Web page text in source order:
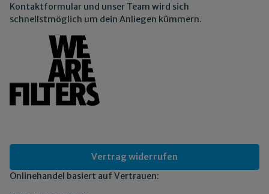
Kontaktformular und unser Team wird sich
schnellstmöglich um dein Anliegen kümmern.
Vertrag widerrufen
Onlinehandel basiert auf Vertrauen: